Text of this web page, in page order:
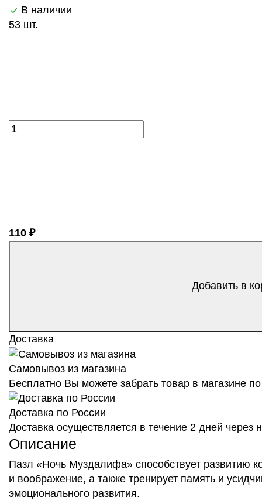
В наличии
53 шт.
110 ₽
Добавить в
Доставка
Самовывоз из магазина
Бесплатно Вы можете забрать товар в магазине
Доставка по России
Доставка осуществляется в течение 2 дней
Описание
Пазл «Ночь Муздалифа» способствует развитию
и воображение, а также тренирует память и
эмоционального развития.